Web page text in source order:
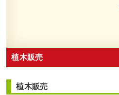
植木販売
植木販売